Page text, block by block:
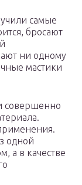
самые
бросают
ни одному
мастики
совершенно
одной
а в качестве